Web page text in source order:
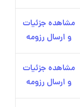
مشاهده جزئیات
و ارسال رزومه
مشاهده جزئیات
و ارسال رزومه